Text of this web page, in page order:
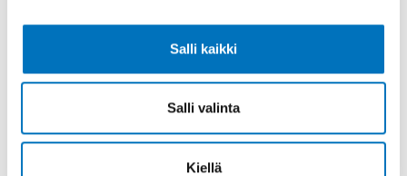
Salli kaikki
Salli valinta
Kiellä
Koulutussuunnittelija